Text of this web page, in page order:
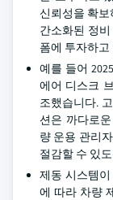
신뢰성을 확
간소화된 정
폼에 투자하고
예를 들어
에어 디스크
조했습니다.
션은 까다로
량 운용 관리
절감할 수 있
제동 시스템
에 따라 차량